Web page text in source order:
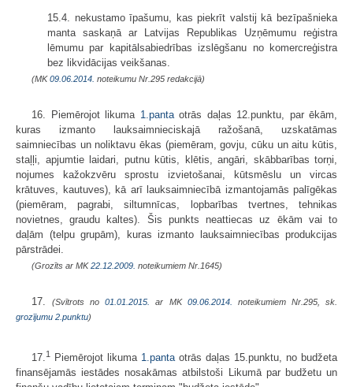
15.4. nekustamo īpašumu, kas piekrīt valstij kā bezīpašnieka
manta saskaņā ar Latvijas Republikas Uzņēmumu reģistra
lēmumu par kapitālsabiedrības izslēgšanu no komercreģistra
bez likvidācijas veikšanas.
(MK09.06.2014. noteikumu Nr.295 redakcijā)
16. Piemērojot likuma 1.pantaotrās daļas 12.punktu, par ēkām,
kuras izmanto lauksaimnieciskajā ražošanā, uzskatāmas
saimniecības un noliktavu ēkas (piemēram, govju, cūku un aitu kūtis,
staļļi, apjumtie laidari, putnu kūtis, klētis, angāri, skābbarības torņi,
nojumes kažokzvēru sprostu izvietošanai, kūtsmēslu un vircas
krātuves, kautuves), kā arī lauksaimniecībā izmantojamās palīgēkas
(piemēram, pagrabi, siltumnīcas, lopbarības tvertnes, tehnikas
novietnes, graudu kaltes). Šis punkts neattiecas uz ēkām vai to
daļām (telpu grupām), kuras izmanto lauksaimniecības produkcijas
pārstrādei.
(Grozīts ar MK22.12.2009. noteikumiem Nr.1645)
17.(Svītrots no01.01.2015. ar MK 09.06.2014.
noteikumiem Nr.295, sk.
grozījumu 2.punktu)
17. 1 Piemērojot likuma 1.panta otrās daļas 15.punktu, no budžeta
finan­sējamās iestādes nosakāmas atbilstoši Likumā par budžetu un